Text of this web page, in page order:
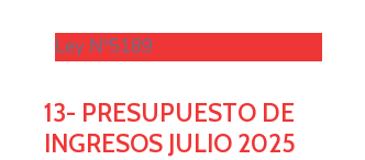
Ley Nº5189
13- PRESUPUESTO DE
INGRESOS JULIO 2025